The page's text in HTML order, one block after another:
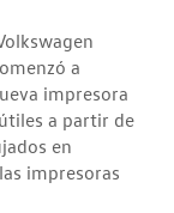
a
impresora
a partir de
en
impresoras